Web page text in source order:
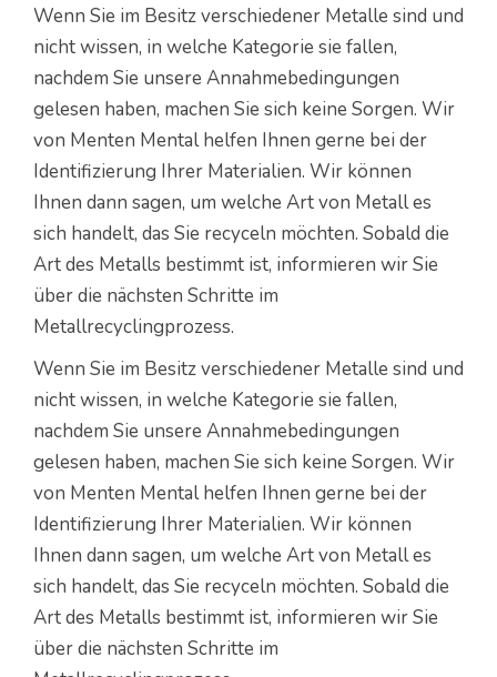
Wenn Sie im Besitz verschiedener Metalle sind und
nicht wissen, in welche Kategorie sie fallen,
nachdem Sie unsere Annahmebedingungen
gelesen haben, machen Sie sich keine Sorgen. Wir
von Menten Mental helfen Ihnen gerne bei der
Identifizierung Ihrer Materialien. Wir können
Ihnen dann sagen, um welche Art von Metall es
sich handelt, das Sie recyceln möchten. Sobald die
Art des Metalls bestimmt ist, informieren wir Sie
über die nächsten Schritte im
Metallrecyclingprozess.
Wenn Sie im Besitz verschiedener Metalle sind und
nicht wissen, in welche Kategorie sie fallen,
nachdem Sie unsere Annahmebedingungen
gelesen haben, machen Sie sich keine Sorgen. Wir
von Menten Mental helfen Ihnen gerne bei der
Identifizierung Ihrer Materialien. Wir können
Ihnen dann sagen, um welche Art von Metall es
sich handelt, das Sie recyceln möchten. Sobald die
Art des Metalls bestimmt ist, informieren wir Sie
über die nächsten Schritte im